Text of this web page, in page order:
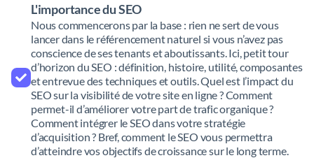
L'importance du SEO
Nous commencerons par la base : rien ne sert de vous
lancer dans le référencement naturel si vous n’avez pas
conscience de ses tenants et aboutissants. Ici, petit tour
d’horizon du SEO : définition, histoire, utilité, composantes
et entrevue des techniques et outils. Quel est l’impact du
SEO sur la visibilité de votre site en ligne ? Comment
permet-il d’améliorer votre part de trafic organique ?
Comment intégrer le SEO dans votre stratégie
d’acquisition ? Bref, comment le SEO vous permettra
d’atteindre vos objectifs de croissance sur le long terme.